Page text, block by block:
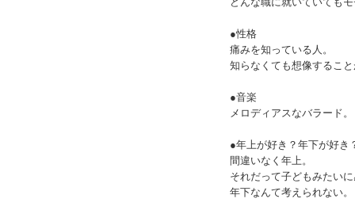
どんな職に就いていても
●性格
痛みを知っている人。
知らなくても想像するこ
●音楽
メロディアスなバラード。
●年上が好き？年下が好き
間違いなく年上。
それだって子どもみたい
年下なんて考えられない。